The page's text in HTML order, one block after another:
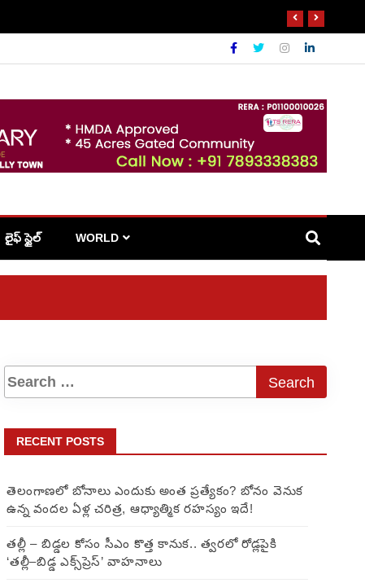
లైఫ్ స్టైల్ WORLD
RECENT POSTS
తెలంగాణలో బోనాలు ఎందుకు అంత ప్రత్యేకం? బోనం వెనుక
ఉన్న వందల ఏళ్ల చరిత్ర, ఆధ్యాత్మిక రహస్యం ఇదే!
తల్లీ – బిడ్డల కోసం సీఎం కొత్త కానుక.. త్వరలో రోడ్లపైకి
‘తల్లీ–బిడ్డ ఎక్స్‌ప్రెస్’ వాహనాలు